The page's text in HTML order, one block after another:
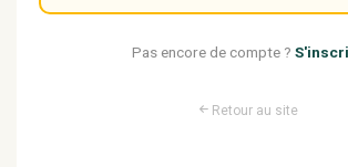
Pas encore de compte ?
Retour au site